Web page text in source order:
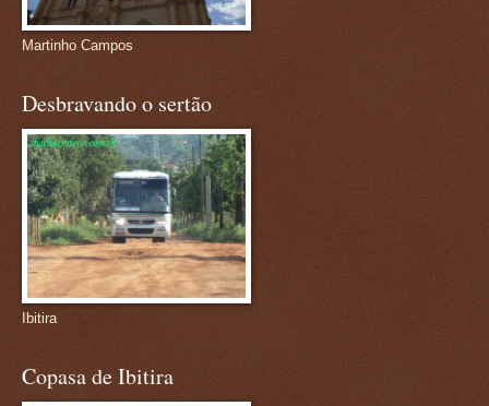
Martinho Campos
Desbravando o sertão
Ibitira
Copasa de Ibitira